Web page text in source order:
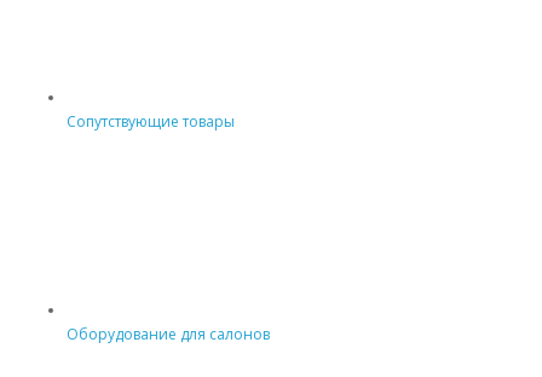
Сопутствующие товары
Оборудование для салонов